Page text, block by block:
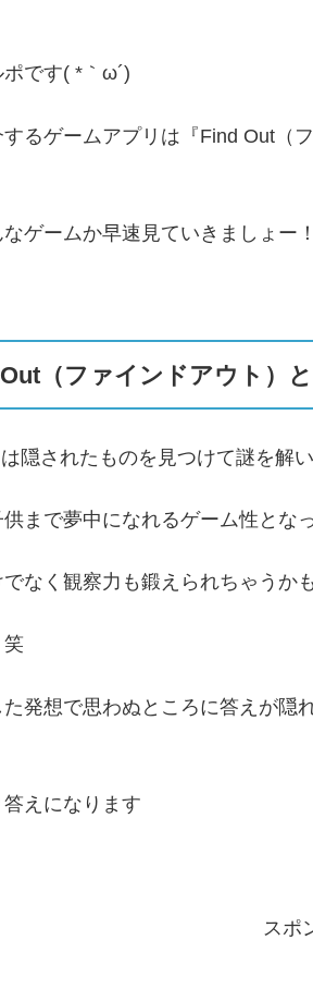
ポです( *｀ω´)
るゲームアプリは『Find Out（
なゲームか早速見ていきましょー
（ファインドアウト）
隠されたものを見つけて謎を解
まで夢中になれるゲーム性とな
なく観察力も鍛えられちゃうか
発想で思わぬところに答えが隠
えになります
スポ